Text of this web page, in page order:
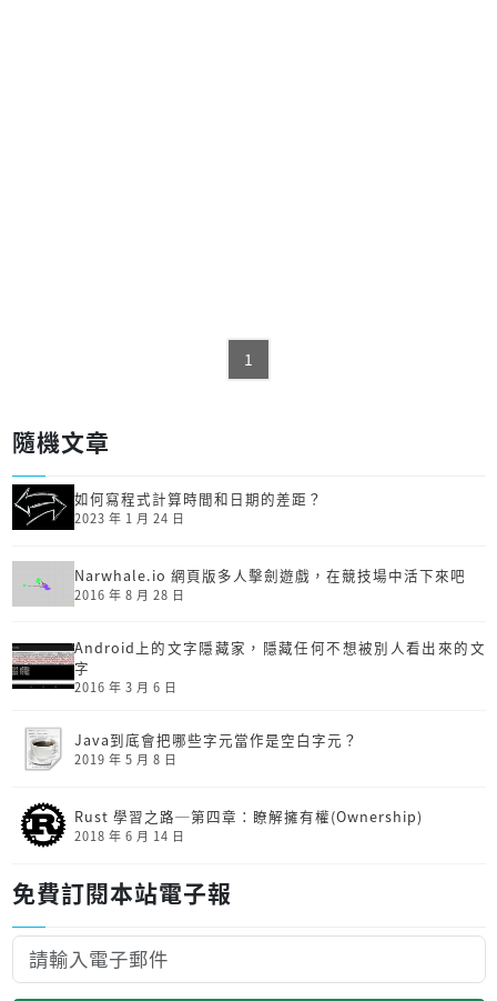
1
隨機文章
如何寫程式計算時間和日期的差距？
2023 年 1 月 24 日
Narwhale.io 網頁版多人擊劍遊戲，在競技場中活下來吧
2016 年 8 月 28 日
Android上的文字隱藏家，隱藏任何不想被別人看出來的文
字
2016 年 3 月 6 日
Java到底會把哪些字元當作是空白字元？
2019 年 5 月 8 日
Rust 學習之路─第四章：瞭解擁有權(Ownership)
2018 年 6 月 14 日
免費訂閱本站電子報